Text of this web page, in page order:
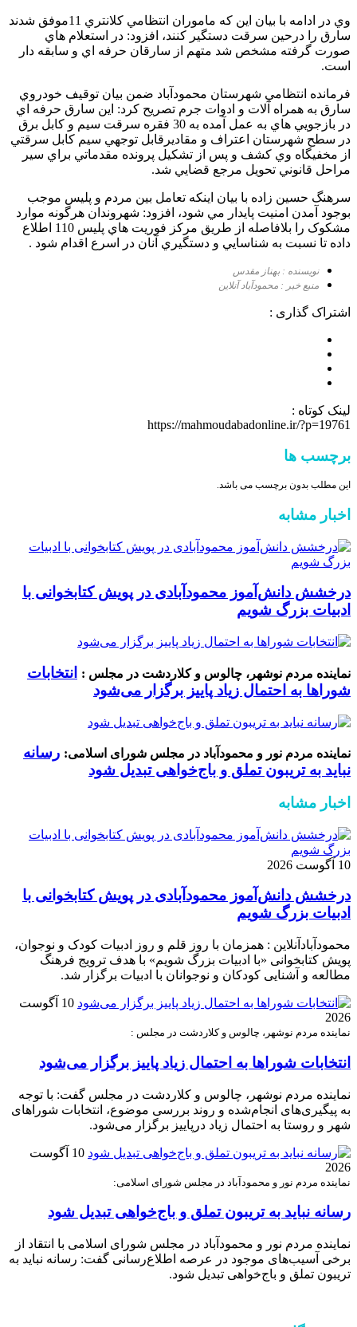
وي در ادامه با بيان اين که ماموران انتظامي کلانتري 11موفق شدند
سارق را درحين سرقت دستگير کنند، افزود: در استعلام هاي
صورت گرفته مشخص شد متهم از سارقان حرفه اي و سابقه دار
است.
فرمانده انتظامي شهرستان محمودآباد ضمن بيان توقيف خودروي
سارق به همراه آلات و ادوات جرم تصريح کرد: اين سارق حرفه اي
در بازجويي هاي به عمل آمده به 30 فقره سرقت سيم و کابل برق
در سطح شهرستان اعتراف و مقاديرقابل توجهي سيم کابل سرقتي
از مخفيگاه وي کشف و پس از تشکيل پرونده مقدماتي براي سير
مراحل قانوني تحويل مرجع قضايي شد.
سرهنگ حسين زاده با بيان اينکه تعامل بين مردم و پليس موجب
بوجود آمدن امنيت پايدار مي شود، افزود: شهروندان هرگونه موارد
مشکوک را بلافاصله از طريق مرکز فوريت هاي پليس 110 اطلاع
داده تا نسبت به شناسايي و دستگيري آنان در اسرع اقدام شود .
نویسنده : بهناز مقدس
منبع خبر : محمودآباد آنلاین
اشتراک گذاری :
لینک کوتاه :
https://mahmoudabadonline.ir/?p=19761
برچسب ها
این مطلب بدون برچسب می باشد.
اخبار مشابه
درخشش دانش‌آموز محمودآبادی در پویش کتابخوانی با
ادبیات بزرگ شویم
نماینده مردم نوشهر، چالوس و کلاردشت در مجلس :
انتخابات
شوراها به احتمال زیاد پاییز برگزار می‌شود
نماینده مردم نور و محمودآباد در مجلس شورای اسلامی: رسانه
نباید به تریبون تملق و باج‌خواهی تبدیل شود
اخبار مشابه
10 آگوست 2026
درخشش دانش‌آموز محمودآبادی در پویش کتابخوانی با
ادبیات بزرگ شویم
محمودآبادآنلاین : همزمان با روز قلم و روز ادبیات کودک و نوجوان،
پویش کتابخوانی «با ادبیات بزرگ شویم» با هدف ترویج فرهنگ
مطالعه و آشنایی کودکان و نوجوانان با ادبیات برگزار شد.
10 آگوست
2026
نماینده مردم نوشهر، چالوس و کلاردشت در مجلس :
انتخابات شوراها به احتمال زیاد پاییز برگزار می‌شود
نماینده مردم نوشهر، چالوس و کلاردشت در مجلس گفت: با توجه
به پیگیری‌های انجام‌شده و روند بررسی موضوع، انتخابات شوراهای
شهر و روستا به احتمال زیاد درپاییز برگزار می‌شود.
10 آگوست
2026
نماینده مردم نور و محمودآباد در مجلس شورای اسلامی:
رسانه نباید به تریبون تملق و باج‌خواهی تبدیل شود
نماینده مردم نور و محمودآباد در مجلس شورای اسلامی با انتقاد از
برخی آسیب‌های موجود در عرصه اطلاع‌رسانی گفت: رسانه نباید به
تریبون تملق و باج‌خواهی تبدیل شود.